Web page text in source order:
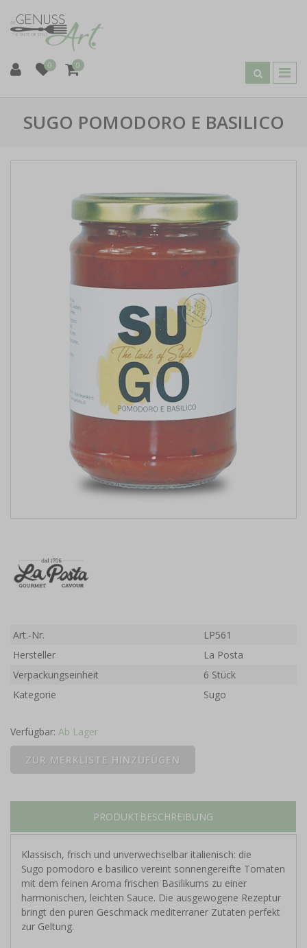
0 0
SUGO POMODORO E BASILICO
Art.-Nr.
LP561
Hersteller
La Posta
Verpackungseinheit
6 Stück
Kategorie
Sugo
Verfügbar: Ab Lager
PRODUKTBESCHREIBUNG
Klassisch, frisch und unverwechselbar italienisch: die
Sugo pomodoro e basilico vereint sonnengereifte Tomaten
mit dem feinen Aroma frischen Basilikums zu einer
harmonischen, leichten Sauce. Die ausgewogene Rezeptur
bringt den puren Geschmack mediterraner Zutaten perfekt
zur Geltung.